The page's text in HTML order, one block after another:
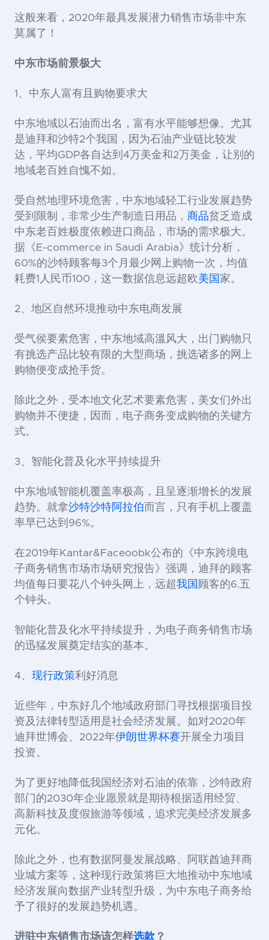
这般来看，2020年最具发展潜力销售市场非中东
莫属了！
中东市场前景极大
1、中东人富有且购物要求大
中东地域以石油而出名，富有水平能够想像。尤其
是迪拜和沙特2个我国，因为石油产业链比较发
达，平均GDP各自达到4万美金和2万美金，让别的
地域老百姓自愧不如。
受自然地理环境危害，中东地域轻工行业发展趋势
受到限制，非常少生产制造日用品， 商品贫乏造成
中东老百姓极度依赖进口商品，市场的需求极大。
据《E-commerce in Saudi Arabia》统计分析，
60%的沙特顾客每3个月最少网上购物一次，均值
耗费1人民币100，这一数据信息远超欧美国 家。
2、地区自然环境推动中东电商发展
受气侯要素危害，中东地域高溫风大，出门购物只
有挑选产品比较有限的大型商场，挑选诸多的网上
购物便变成抢手货。
除此之外，受本地文化艺术要素危害，美女们外出
购物并不便捷，因而，电子商务变成购物的关键方
式。
3、智能化普及化水平持续提升
中东地域智能机覆盖率极高，且呈逐渐增长的发展
趋势。就拿沙特沙特阿拉伯而言，只有手机上覆盖
率早已达到96%。
在2019年Kantar&Faceoobk公布的《中东跨境电
子商务销售市场市场研究报告》强调，迪拜的顾客
均值每日要花八个钟头网上，远超我国 顾客的6.五
个钟头。
智能化普及化水平持续提升，为电子商务销售市场
的迅猛发展奠定结实的基本。
4、 现行政策利好消息
近些年，中东好几个地域政府部门寻找根据项目投
资及法律转型适用是社会经济发展。如对2020年
迪拜世博会、2022年伊朗世界杯赛开展全力项目
投资。
为了更好地降低我国经济对石油的依靠，沙特政府
部门的2030年企业愿景就是期待根据适用经贸、
高新科技及度假旅游等领域，追求完美经济发展多
元化。
除此之外，也有数据阿曼发展战略、阿联酋迪拜商
业城方案等，这种现行政策将巨大地推动中东地域
经济发展向数据产业转型升级，为中东电子商务给
予了很好的发展趋势机遇。
进驻中东销售市场该怎样选款 ？